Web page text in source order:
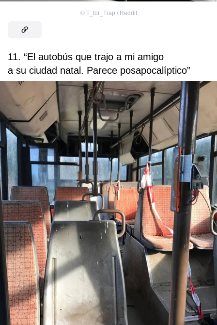
© T_for_Trap / Reddit
11. “El autobús que trajo a mi amigo
a su ciudad natal. Parece posapocalíptico”